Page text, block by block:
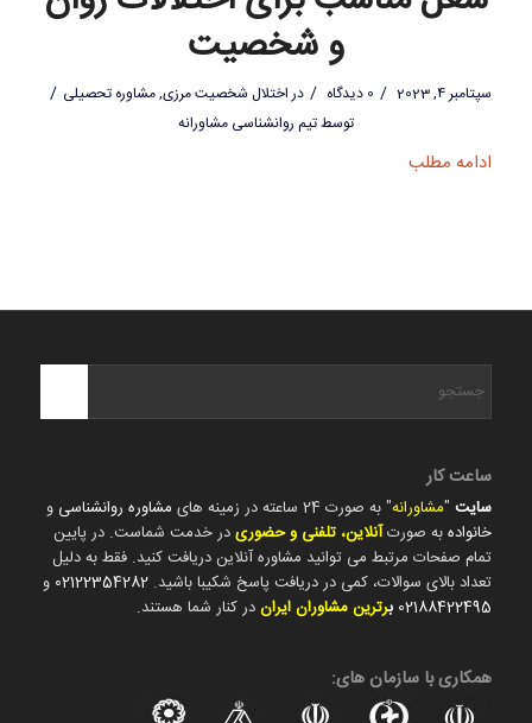
و شخصیت
سپتامبر 4, 2023 / 0 دیدگاه / در اختلال شخصیت مرزی,مشاوره تحصیلی /
توسطتیم روانشناسی مشاورانه
ادامه مطلب
ساعت کار
سایت"مشاورانه" به صورت 24 ساعته در زمینه های مشاوره روانشناسی و
خانوادهبه صورتآنلاین، تلفنی و حضوریدر خدمت شماست. در پایین
تمام صفحات مرتبط می توانید مشاوره آنلاین دریافت کنید. فقط به دلیل
تعداد بالای سوالات، کمی در دریافت پاسخ شکیبا باشید. 02122354282 و
02188422495 برترین مشاوران ایراندر کنار شما هستند.
همکاری با سازمان های: